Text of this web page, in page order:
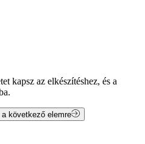
kapsz az elkészítéshez, és a
a következő elemre